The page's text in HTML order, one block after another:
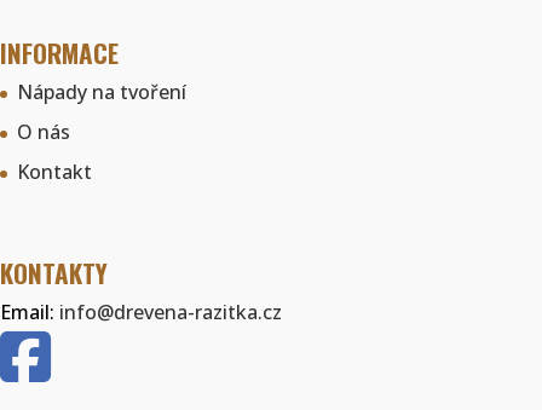
INFORMACE
Nápady na tvoření
O nás
Kontakt
KONTAKTY
Email: info@drevena-razitka.cz